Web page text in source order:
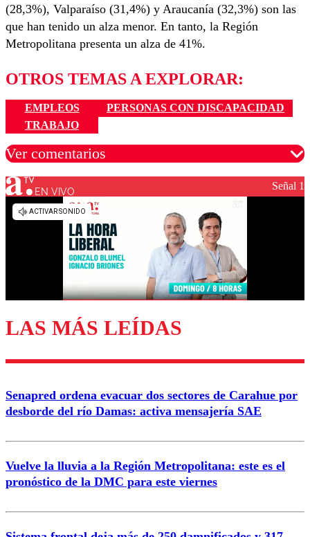
(28,3%), Valparaíso (31,4%) y Araucanía (32,3%) son las
que han tenido un alza menor. En tanto, la Región
Metropolitana presenta un alza de 41%.
OTROS TEMAS A EXPLORAR:
EMPLEOS
PERSONAS CON DISCAPACIDAD
TRABAJO
Ver comentarios
Los comentarios son moderados para garantizar un
diálogo respetuoso.
Enviar comentario
EN VIVO Señal 1
LAS MÁS LEÍDAS
Senapred ordena evacuar dos sectores de Carahue por
desborde del río Damas: activa mensajería SAE
Vuelve la lluvia a la Región Metropolitana: este es el
pronóstico de la DMC para este viernes